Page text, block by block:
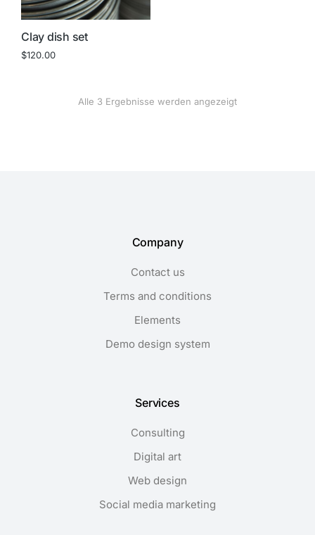
Clay dish set
$120.00
Alle 3 Ergebnisse werden angezeigt
Company
Contact us
Terms and conditions
Elements
Demo design system
Services
Consulting
Digital art
Web design
Social media marketing